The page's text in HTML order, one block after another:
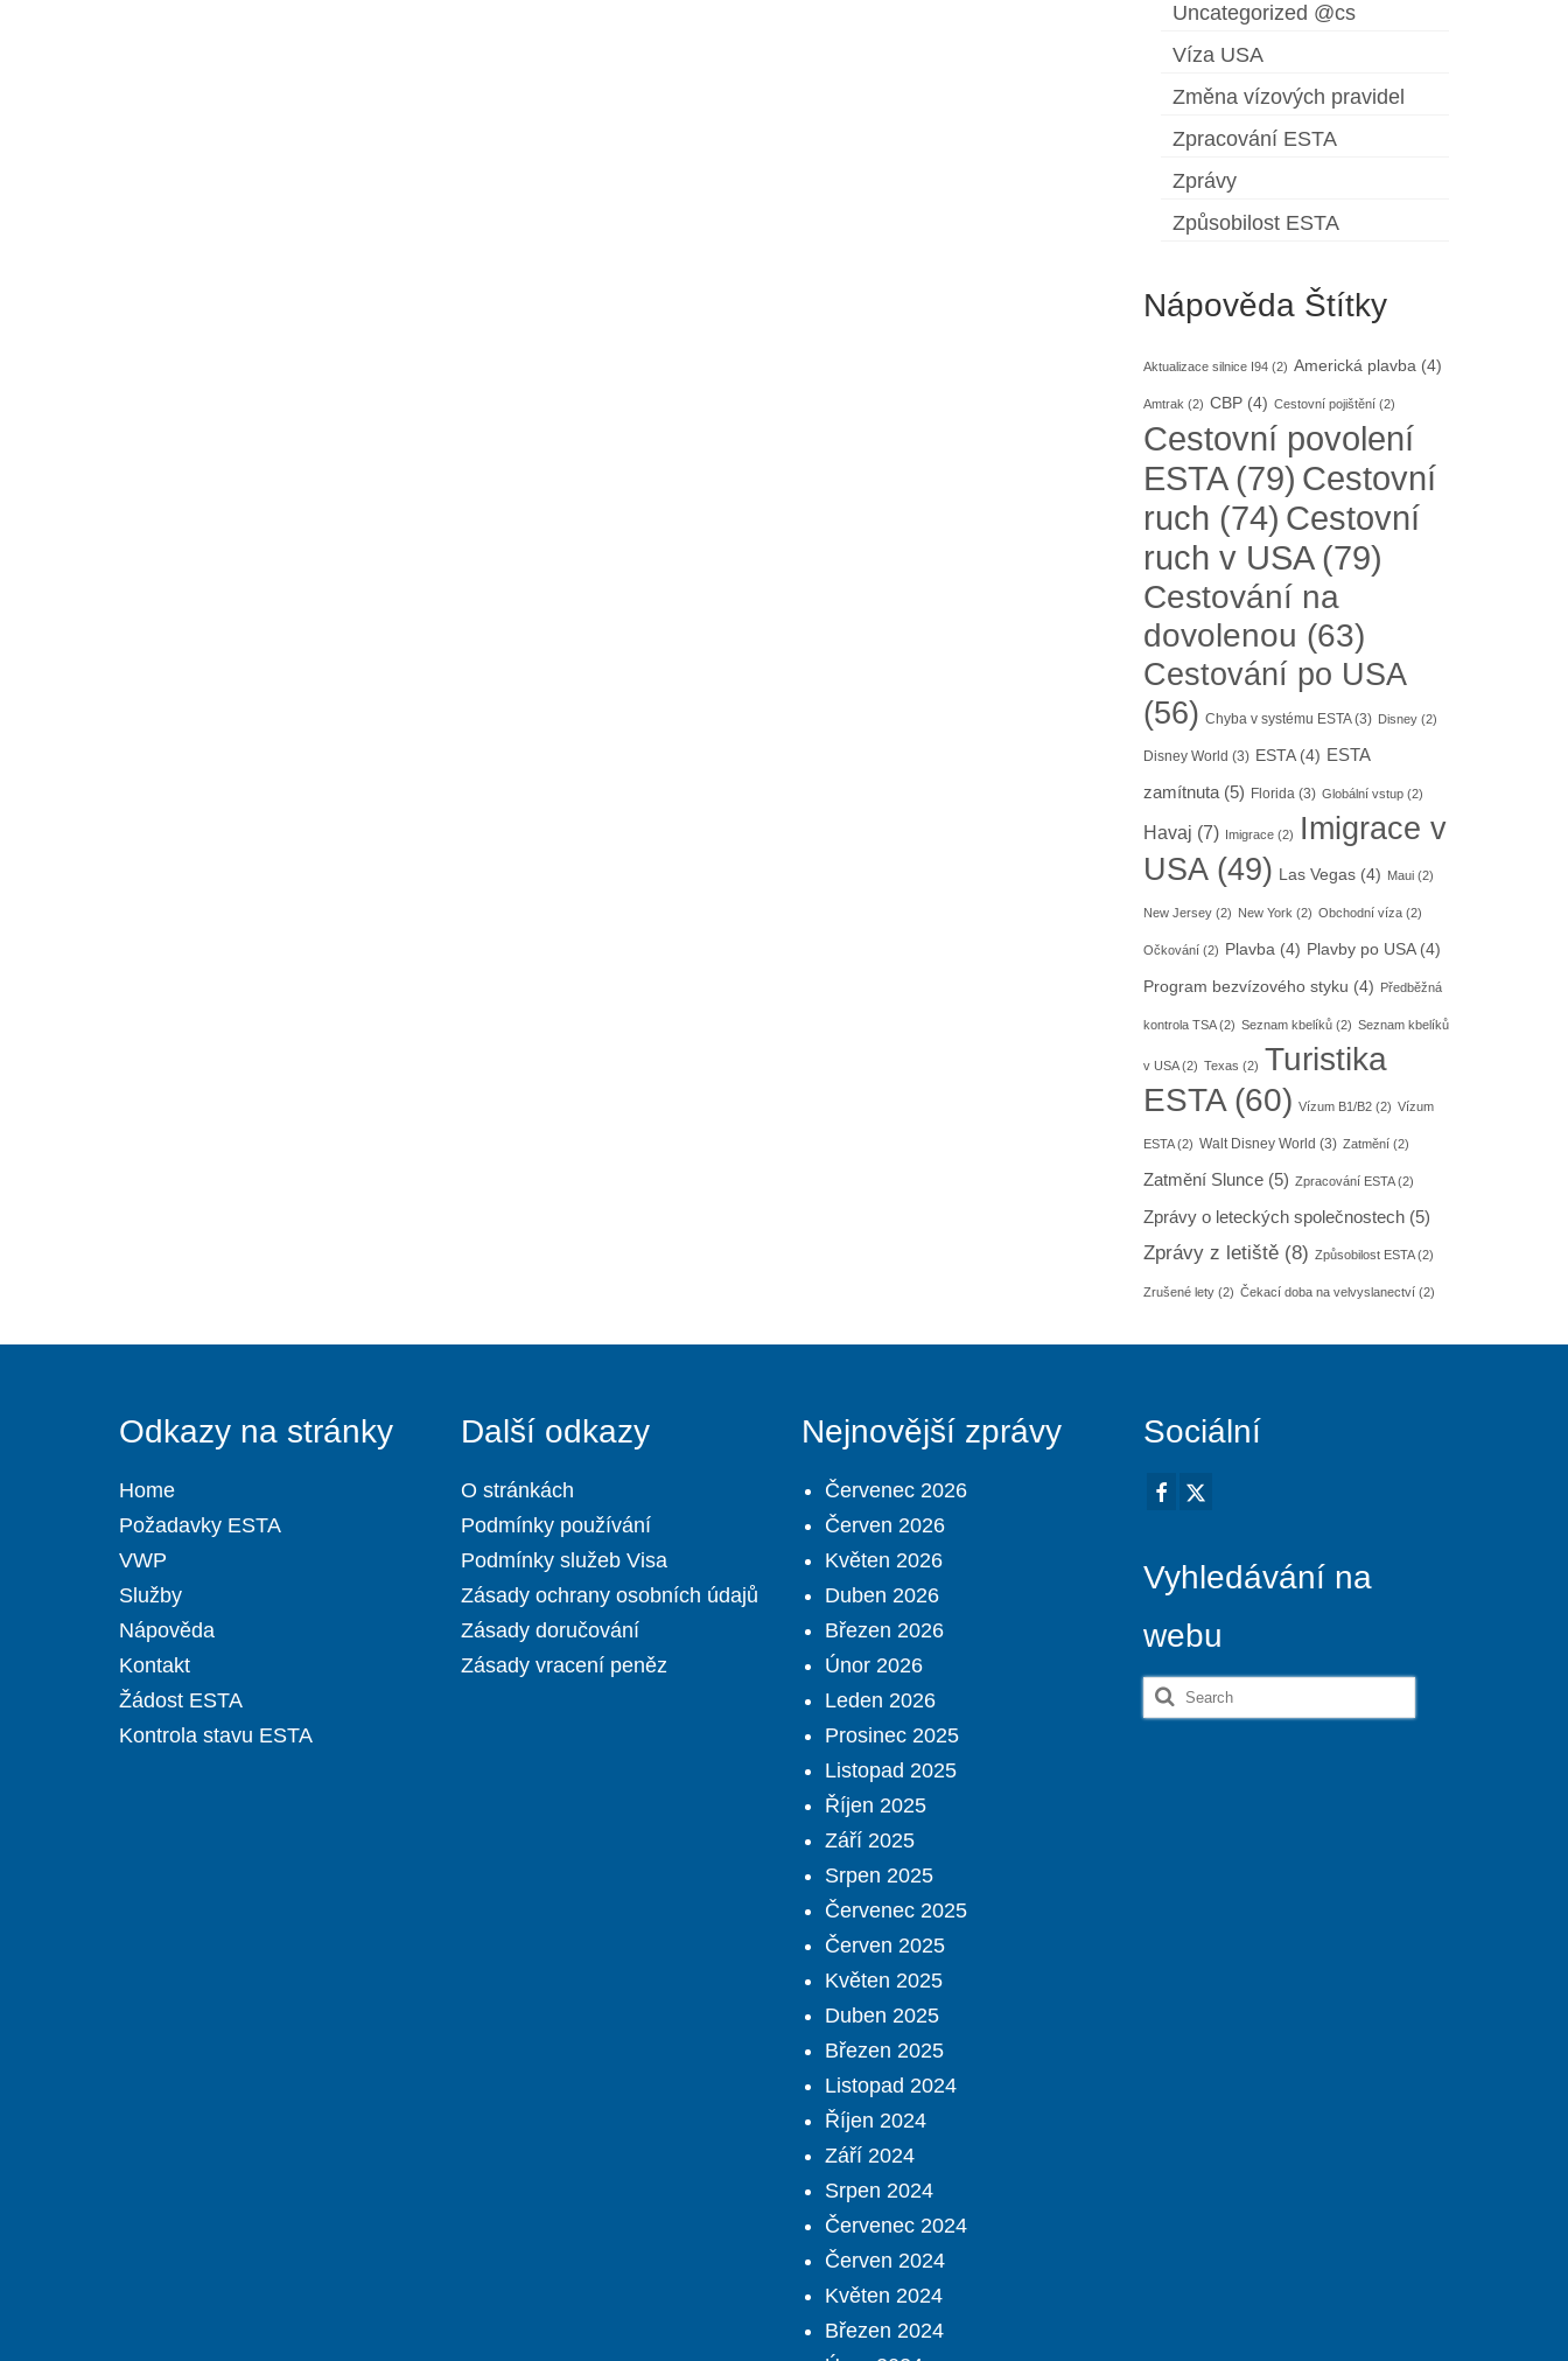
Uncategorized @cs
Víza USA
Změna vízových pravidel
Zpracování ESTA
Zprávy
Způsobilost ESTA
Nápověda Štítky
Aktualizace silnice I94(2) Americká plavba(4)
Amtrak (2) CBP(4) Cestovní pojištění (2)
Cestovní povolení
ESTA(79) Cestovní
ruch (74) Cestovní
ruch v USA(79)
Cestování na
dovolenou (63)
Cestování po USA
(56) Chyba v systému ESTA(3) Disney(2)
Disney World (3) ESTA(4) ESTA
zamítnuta(5) Florida(3) Globální vstup(2)
Havaj (7) Imigrace(2)
Imigrace v
USA(49) Las Vegas(4) Maui(2)
New Jersey(2) New York (2) Obchodní víza(2)
Očkování (2) Plavba(4) Plavby po USA(4)
Program bezvízového styku (4) Předběžná
kontrola TSA(2) Seznam kbelíků(2) Seznam kbelíků
v USA(2) Texas (2) Turistika
ESTA(60) Vízum B1/B2(2) Vízum
ESTA(2) Walt Disney World (3) Zatmění (2)
Zatmění Slunce(5) Zpracování ESTA(2)
Zprávy o leteckých společnostech(5)
Zprávy z letiště(8) Způsobilost ESTA(2)
Zrušené lety(2) Čekací doba na velvyslanectví (2)
Odkazy na stránky
Home
Požadavky ESTA
VWP
Služby
Nápověda
Kontakt
Žádost ESTA
Kontrola stavu ESTA
Další odkazy
O stránkách
Podmínky používání
Podmínky služeb Visa
Zásady ochrany osobních údajů
Zásady doručování
Zásady vracení peněz
Nejnovější zprávy
Červenec 2026
Červen 2026
Květen 2026
Duben 2026
Březen 2026
Únor 2026
Leden 2026
Prosinec 2025
Listopad 2025
Říjen 2025
Září 2025
Srpen 2025
Červenec 2025
Červen 2025
Květen 2025
Duben 2025
Březen 2025
Listopad 2024
Říjen 2024
Září 2024
Srpen 2024
Červenec 2024
Červen 2024
Květen 2024
Březen 2024
Sociální
Vyhledávání na
webu
Search
for: